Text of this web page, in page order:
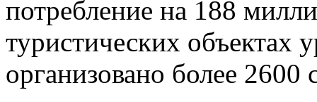
потребление на 188
туристических
организовано более 2600